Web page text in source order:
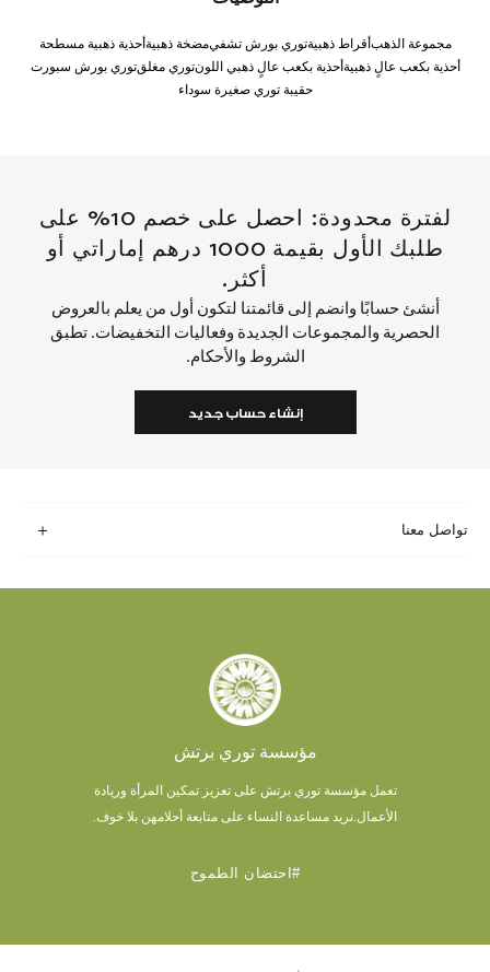
مجموعة الذهب أقراط ذهبيةتوري بورش تشفيمضخة ذهبية أحذية ذهبية مسطحة
أحذية بكعب عالٍ ذهبية أحذية بكعب عالٍ ذهبي اللونتوري مغلقتوري بورش سبورت
حقيبة توري صغيرة سوداء
لفترة محدودة: احصل على خصم 10% على
طلبك الأول بقيمة 1000 درهم إماراتي أو
أكثر.
أنشئ حسابًا وانضم إلى قائمتنا لتكون أول من يعلم بالعروض
الحصرية والمجموعات الجديدة وفعاليات التخفيضات. تطبق
الشروط والأحكام.
إنشاء حساب جديد
تواصل معنا
مؤسسة توري برتش
تعمل مؤسسة توري برتش على تعزيز تمكين المرأة وريادة
الأعمال. نريد مساعدة النساء على متابعة أحلامهن بلا خوف.
#احتضان الطموح